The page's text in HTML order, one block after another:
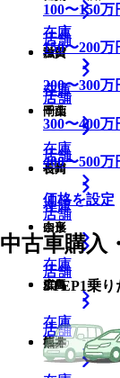
在庫
店舗
秋田
在庫
店舗
山形
在庫
店舗
店舗
千葉
在庫
店舗
群馬
在庫
在庫
店舗
石川
在庫
店舗
福井
滋賀
在庫
店舗
奈良
在庫
店舗
店舗
岡山
在庫
店舗
広島
在庫
在庫
店舗
長崎
在庫
店舗
熊本
100〜150万
150〜200万
200〜300万
300〜400万
400〜500万
価格を設定
中古車購入
STEP1乗り